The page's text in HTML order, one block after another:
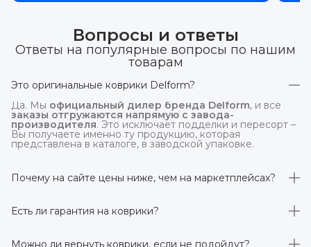
Вопросы и ответы
Ответы на популярные вопросы по нашим
товарам
Это оригинальные коврики Delform?
Да. Мы официальный дилер бренда Delform, и все
заказы отгружаются напрямую с завода-
производителя. Это исключает подделки и пересорт –
Вы получаете именно ту продукцию, которая
представлена в каталоге, в заводской упаковке.
Почему на сайте цены ниже, чем на маркетплейсах?
отгрузка идётнапрямую со склада производителя
без посредников.
Есть ли гарантия на коврики?
производителя 3 года. Если в течение этого срока
Можно ли вернуть коврики, если не подойдут?